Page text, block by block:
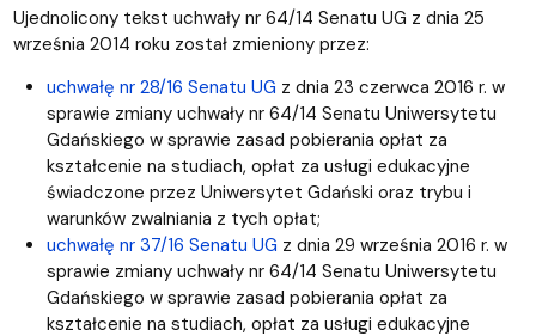
Ujednolicony tekst uchwały nr 64/14 Senatu UG z dnia 25
września 2014 roku został zmieniony przez:
uchwałę nr 28/16 Senatu UG z dnia 23 czerwca 2016 r. w
sprawie zmiany uchwały nr 64/14 Senatu Uniwersytetu
Gdańskiego w sprawie zasad pobierania opłat za
kształcenie na studiach, opłat za usługi edukacyjne
świadczone przez Uniwersytet Gdański oraz trybu i
warunków zwalniania z tych opłat;
uchwałę nr 37/16 Senatu UG z dnia 29 września 2016 r. w
sprawie zmiany uchwały nr 64/14 Senatu Uniwersytetu
Gdańskiego w sprawie zasad pobierania opłat za
kształcenie na studiach, opłat za usługi edukacyjne